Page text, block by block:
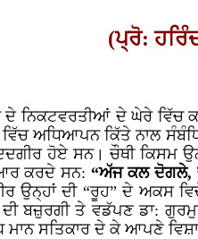
(ਪ੍ਰੋ:
ਦੇ ਨਿਕਟਵਰਤੀਆਂ ਦੇ ਘੇਰੇ ਵਿੱਚ
ਵਿੱਚ ਅਧਿਆਪਨ ਕਿੱਤੇ ਨਾਲ
ਹੋਏ ਸਨ। ਚੌਥੀ ਕਿਸਮ
ਕਰਦੇ ਸਨ: “ਅੱਜ ਕਲ ਦੋਗਲੇ,
ਉਨ੍ਹਾਂ ਦੀ “ਰੂਹ” ਦੇ
ਦੀ ਬਜ਼ੁਰਗੀ ਤੇ ਵਡੱਪਣ ਡਾ:
ਸਤਿਕਾਰ ਦੇ ਕੇ ਆਪਣੇ